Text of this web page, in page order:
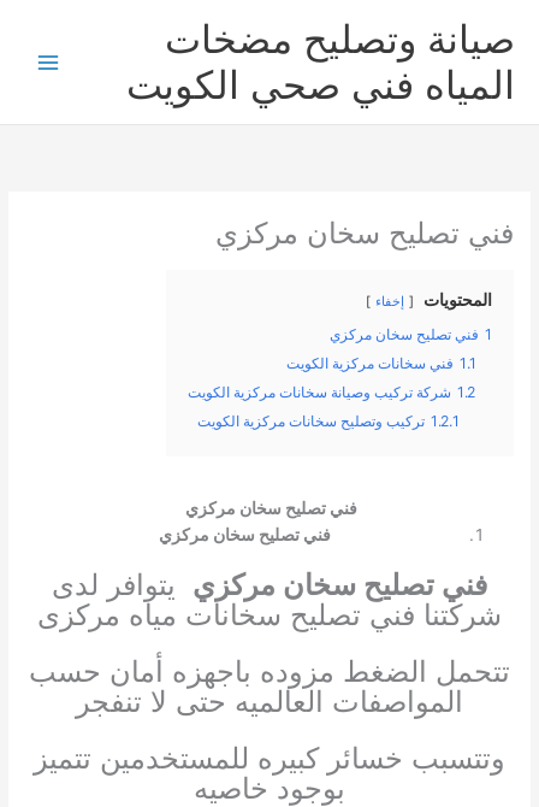
المحتوى
صيانة وتصليح مضخات
المياه فني صحي الكويت
فني تصليح سخان مركزي
المحتويات إخفاء
1 فني تصليح سخان مركزي
1.1 فني سخانات مركزية الكويت
1.2 شركة تركيب وصيانة سخانات مركزية الكويت
1.2.1 تركيب وتصليح سخانات مركزية الكويت
فني تصليح سخان مركزي
فني تصليح سخان مركزي
فني تصليح سخان مركزي يتوافر لدى
شركتنا فني تصليح سخانات مياه مركزى
تتحمل الضغط مزوده باجهزه أمان حسب
المواصفات العالميه حتى لا تنفجر
وتتسبب خسائر كبيره للمستخدمين تتميز
بوجود خاصيه